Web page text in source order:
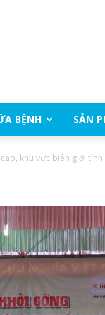
BỆNH SẢN
khu vực biên giới tỉnh